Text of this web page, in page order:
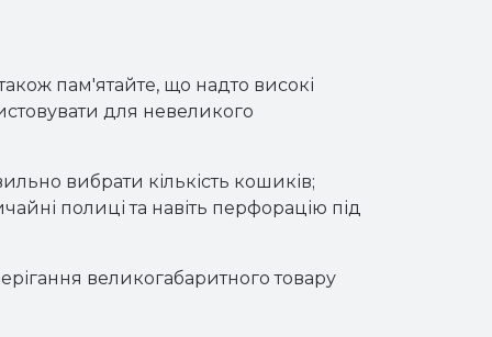
пам'ятайте, що надто високі
для невеликого
вибрати кількість кошиків;
полиці та навіть перфорацію під
великогабаритного товару